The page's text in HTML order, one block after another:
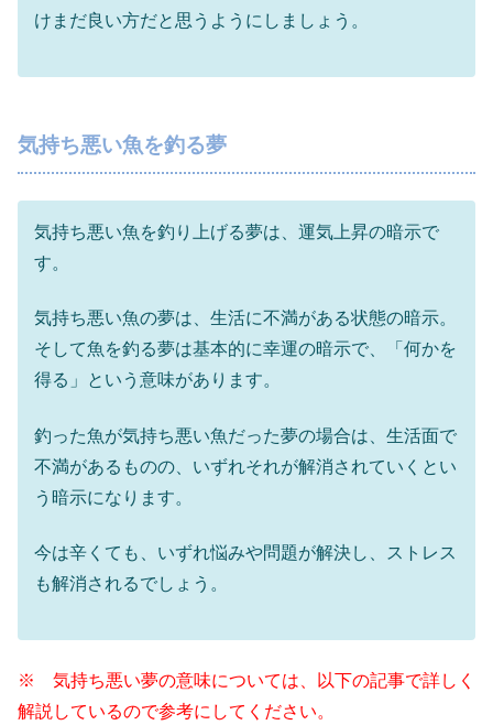
けまだ良い方だと思うようにしましょう。
気持ち悪い魚を釣る夢
気持ち悪い魚を釣り上げる夢は、運気上昇の暗示で
す。
気持ち悪い魚の夢は、生活に不満がある状態の暗示。
そして魚を釣る夢は基本的に幸運の暗示で、「何かを
得る」という意味があります。
釣った魚が気持ち悪い魚だった夢の場合は、生活面で
不満があるものの、いずれそれが解消されていくとい
う暗示になります。
今は辛くても、いずれ悩みや問題が解決し、ストレス
も解消されるでしょう。
※ 気持ち悪い夢の意味については、以下の記事で詳しく
解説しているので参考にしてください。